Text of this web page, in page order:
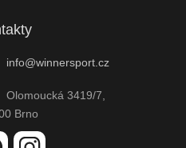
info@winnersport.cz
Olomoucká 3419/7,
Brno